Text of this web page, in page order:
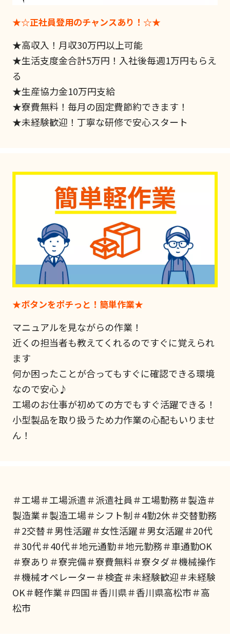
★☆正社員登用のチャンスあり！☆★
★高収入！月収30万円以上可能
★生活支度金合計5万円！入社後毎週1万円もらえ
る
★生産協力金10万円支給
★寮費無料！毎月の固定費節約できます！
★未経験歓迎！丁寧な研修で安心スタート
★ボタンをポチっと！簡単作業★
マニュアルを見ながらの作業！
近くの担当者も教えてくれるのですぐに覚えられ
ます
何か困ったことが合ってもすぐに確認できる環境
なので安心♪
工場のお仕事が初めての方でもすぐ活躍できる！
小型製品を取り扱うため力作業の心配もいりませ
ん！
＃工場＃工場派遣＃派遣社員＃工場勤務＃製造＃
製造業＃製造工場＃シフト制＃4勤2休＃交替勤務
＃2交替＃男性活躍＃女性活躍＃男女活躍＃20代
＃30代＃40代＃地元通勤＃地元勤務＃車通勤OK
＃寮あり＃寮完備＃寮費無料＃寮タダ＃機械操作
＃機械オペレーター＃検査＃未経験歓迎＃未経験
OK＃軽作業＃四国＃香川県＃香川県高松市＃高
松市